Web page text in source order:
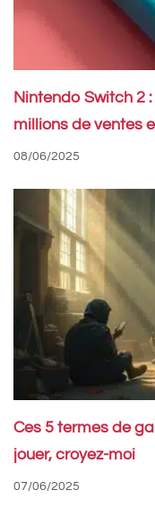
Nintendo Switch 2
millions de ventes
08/06/2025
Ces 5 termes de
jouer, croyez-moi
07/06/2025